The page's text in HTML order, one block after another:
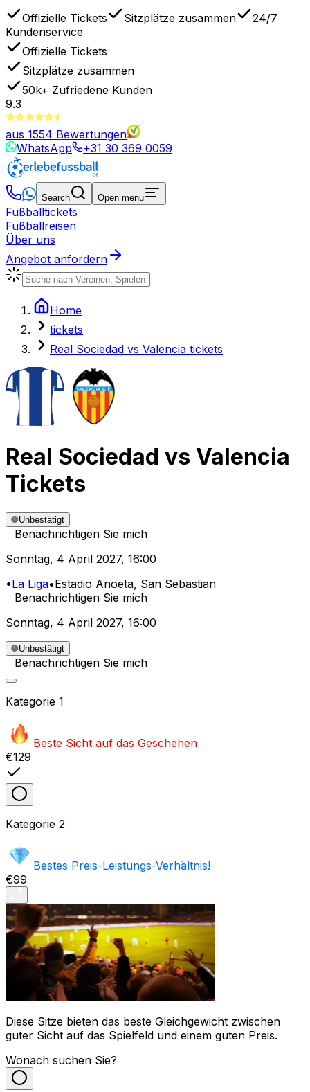
Offizielle Tickets Sitzplätze zusammen
24/7
Kundenservice
Offizielle Tickets
Sitzplätze zusammen
50k+ Zufriedene Kunden
9.3
aus 1554 Bewertungen
WhatsApp
+31 30 369 0059
Search Open menu
Fußballtickets
Fußballreisen
Über uns
Angebot anfordern
Home
tickets
Real Sociedad vs Valencia tickets
Real Sociedad vs Valencia
Tickets
Unbestätigt
Benachrichtigen Sie mich
Sonntag, 4 April 2027, 16:00
•La Liga•Estadio Anoeta, San Sebastian
Benachrichtigen Sie mich
Sonntag, 4 April 2027, 16:00
Unbestätigt
Benachrichtigen Sie mich
Kategorie 1
Beste Sicht auf das Geschehen
€129
Kategorie 2
Bestes Preis-Leistungs-Verhältnis!
€99
Diese Sitze bieten das beste Gleichgewicht zwischen
guter Sicht auf das Spielfeld und einem guten Preis.
Wonach suchen Sie?